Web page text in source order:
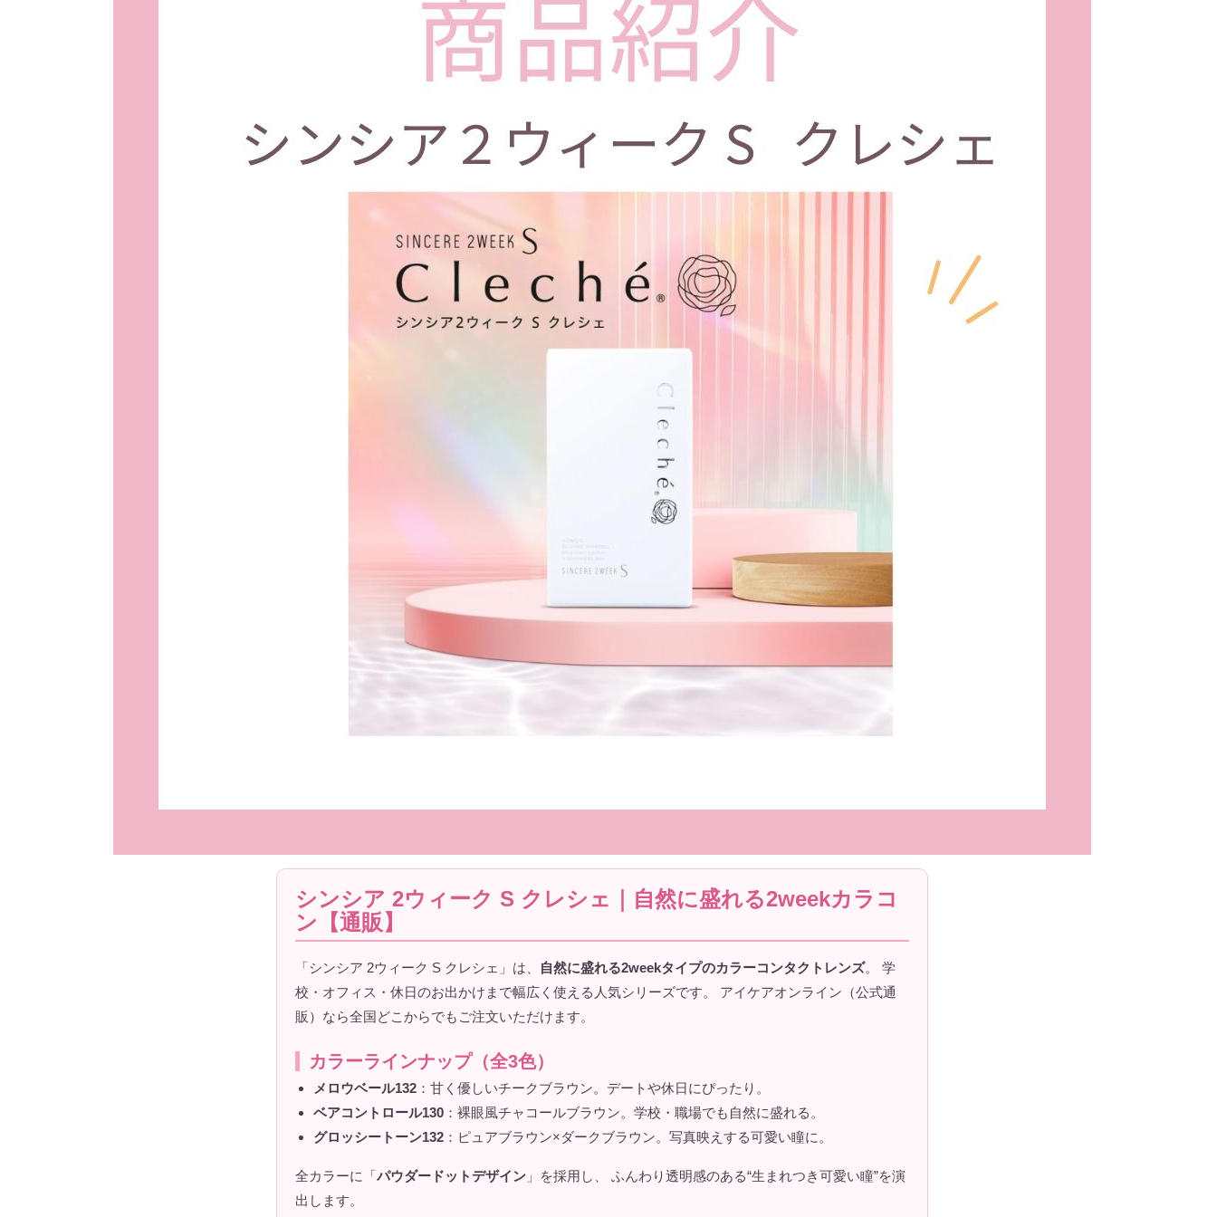
シンシア 2ウィーク S クレシェ｜自然に盛れる2weekカラコ
ン【通販】
「シンシア 2ウィーク S クレシェ」は、 自然に盛れる2weekタイプのカラーコンタクトレンズ。 学
校・オフィス・休日のお出かけまで幅広く使える人気シリーズです。 アイケアオンライン（公式通
販）なら全国どこからでもご注文いただけます。
カラーラインナップ（全3色）
メロウベール132：甘く優しいチークブラウン。デートや休日にぴったり。
ベアコントロール130：裸眼風チャコールブラウン。学校・職場でも自然に盛れる。
グロッシートーン132：ピュアブラウン×ダークブラウン。写真映えする可愛い瞳に。
全カラーに「パウダードットデザイン」を採用し、 ふんわり透明感のある“生まれつき可愛い瞳”を演
出します。